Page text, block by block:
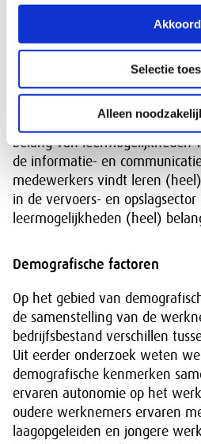
Akkoord
Selectie
Alleen
leermogelijkheden belangrijk
over. Van alle sectoren zijn
instellingen, het openbaar
vaakst (zeer) tevreden. Rond
sectoren aan tevreden of heel
gemiddeld, daar geeft 77%
belang van leermogelijkheden
de informatie- en
medewerkers vindt leren
in de vervoers- en
leermogelijkheden (heel)
Demografische factoren
Op het gebied van
de samenstelling van de
bedrijfsbestand verschillen
Uit eerder onderzoek weten
demografische kenmerken
ervaren autonomie op het
oudere werknemers ervaren
laagopgeleiden en jongere